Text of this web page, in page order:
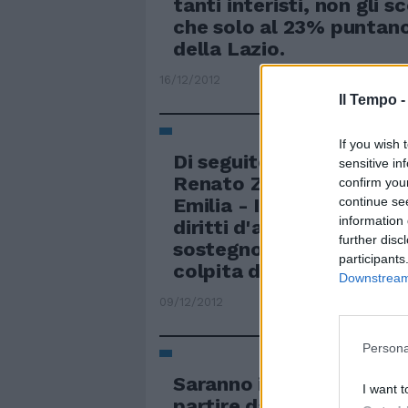
Il Tempo -
If you wish
sensitive
confirm
continue
information
further
I want
tanti interisti, non gli
che solo al 23%
della Lazio.
16/12/2012
Di seguito riportiamo il
Renato Zero, tratto da
Emilia - Il Libro»
diritti d'autore saranno
sostegno della
colpita dal terremoto.
09/12/2012
Saranno in mostra a